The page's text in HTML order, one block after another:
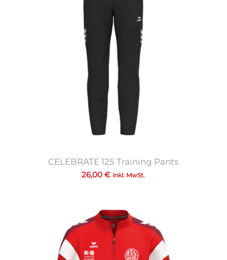
CELEBRATE 125 Training Pants
26,00€ inkl. MwSt.